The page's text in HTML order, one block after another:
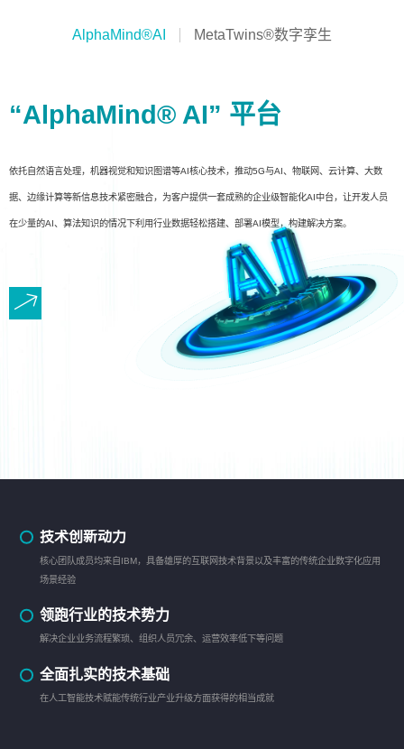
AlphaMind®AI MetaTwins®数字孪生
“AlphaMind® AI” 平台
依托自然语言处理，机器视觉和知识图谱等AI核心技术，推动5G与AI、物联网、云计算、大数
据、边缘计算等新信息技术紧密融合，为客户提供一套成熟的企业级智能化AI中台，让开发人员
在少量的AI、算法知识的情况下利用行业数据轻松搭建、部署AI模型，构建解决方案。
技术创新动力
核心团队成员均来自IBM，具备雄厚的互联网技术背景以及丰富的传统企业数字化应用
场景经验
领跑行业的技术势力
解决企业业务流程繁琐、组织人员冗余、运营效率低下等问题
全面扎实的技术基础
在人工智能技术赋能传统行业产业升级方面获得的相当成就